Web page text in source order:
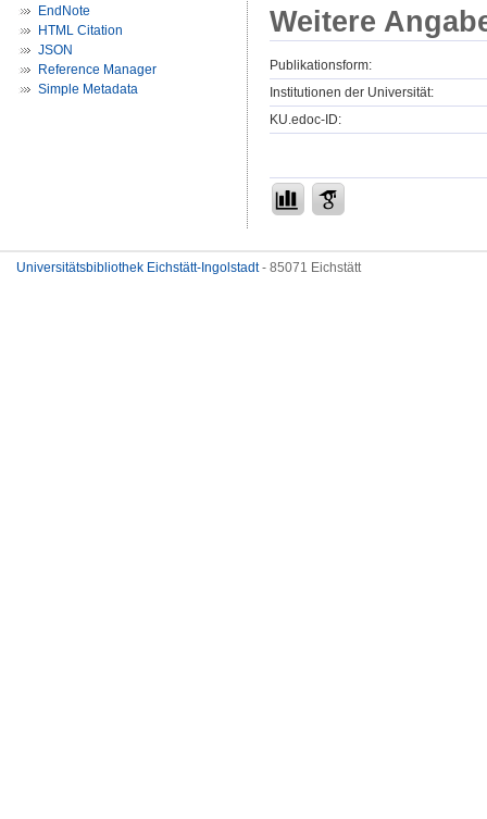
EndNote
HTML Citation
JSON
Reference Manager
Simple Metadata
Weitere
Publikationsform:
Institutionen der Universität:
KU.edoc-ID:
Universitätsbibliothek Eichstätt-Ingolstadt- 85071 Eichstätt